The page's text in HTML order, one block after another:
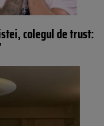
colegul de trust: